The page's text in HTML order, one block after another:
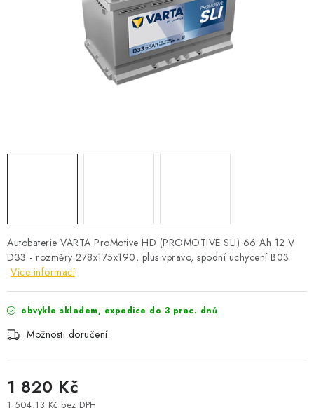
BATERIOVÉ BOXY
POWERBANKY
STARTOVACÍ ZDROJE
TESTERY BATERIÍ
BATERIE PRO VYSAVAČE
SPOTŘEBNÍ BATERIE
Autobaterie VARTA ProMotive HD (PROMOTIVE SLI) 66 Ah 12 V
D33 - rozměry 278x175x190, plus vpravo, spodní uchycení B03
Více informací
obvykle skladem, expedice do 3 prac. dnů
Možnosti doručení
1 820 Kč
1 504,13 Kč bez DPH